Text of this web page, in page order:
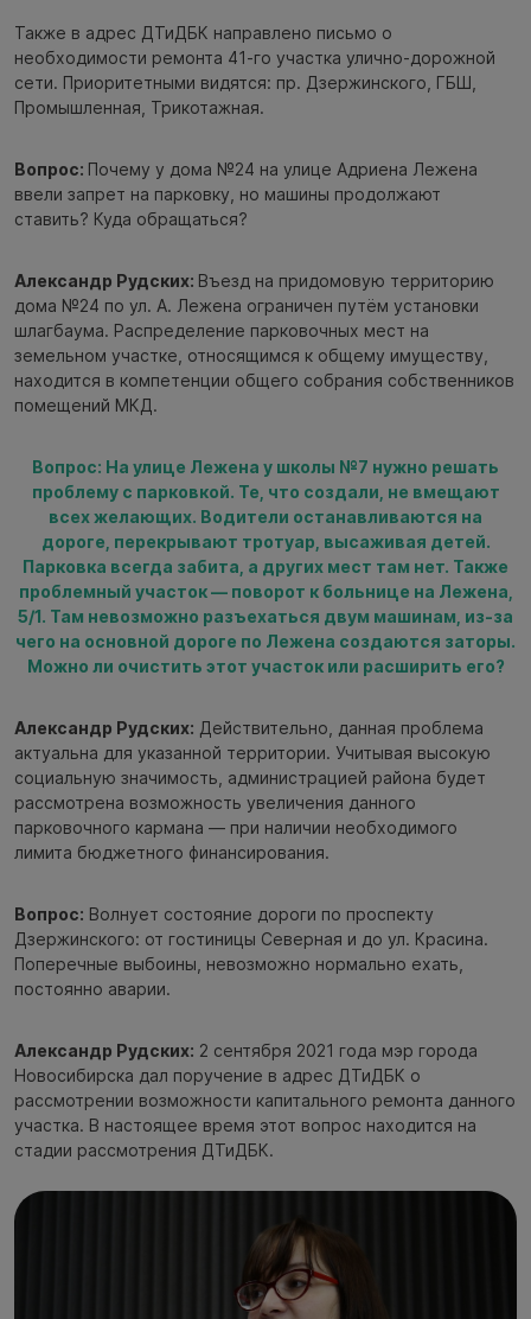
Также в адрес ДТиДБК направлено письмо о
необходимости ремонта 41-го участка улично-дорожной
сети. Приоритетными видятся: пр. Дзержинского, ГБШ,
Промышленная, Трикотажная.
Вопрос: Почему у дома №24 на улице Адриена Лежена
ввели запрет на парковку, но машины продолжают
ставить? Куда обращаться?
Александр Рудских: Въезд на придомовую территорию
дома №24 по ул. А. Лежена ограничен путём установки
шлагбаума. Распределение парковочных мест на
земельном участке, относящимся к общему имуществу,
находится в компетенции общего собрания собственников
помещений МКД.
Вопрос: На улице Лежена у школы №7 нужно решать
проблему с парковкой. Те, что создали, не вмещают
всех желающих. Водители останавливаются на
дороге, перекрывают тротуар, высаживая детей.
Парковка всегда забита, а других мест там нет. Также
проблемный участок — поворот к больнице на Лежена,
5/1. Там невозможно разъехаться двум машинам, из-за
чего на основной дороге по Лежена создаются заторы.
Можно ли очистить этот участок или расширить его?
Александр Рудских: Действительно, данная проблема
актуальна для указанной территории. Учитывая высокую
социальную значимость, администрацией района будет
рассмотрена возможность увеличения данного
парковочного кармана — при наличии необходимого
лимита бюджетного финансирования.
Вопрос: Волнует состояние дороги по проспекту
Дзержинского: от гостиницы Северная и до ул. Красина.
Поперечные выбоины, невозможно нормально ехать,
постоянно аварии.
Александр Рудских: 2 сентября 2021 года мэр города
Новосибирска дал поручение в адрес ДТиДБК о
рассмотрении возможности капитального ремонта данного
участка. В настоящее время этот вопрос находится на
стадии рассмотрения ДТиДБК.